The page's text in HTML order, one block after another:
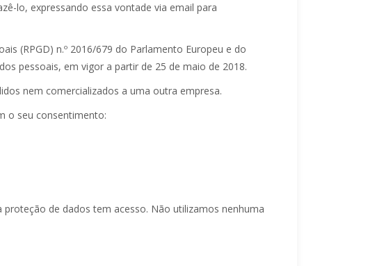
lo, expressando essa vontade via email para
(RPGD) n.º 2016/679 do Parlamento Europeu e do
pessoais, em vigor a partir de 25 de maio de 2018.
nem comercializados a uma outra empresa.
o seu consentimento:
de dados tem acesso. Não utilizamos nenhuma